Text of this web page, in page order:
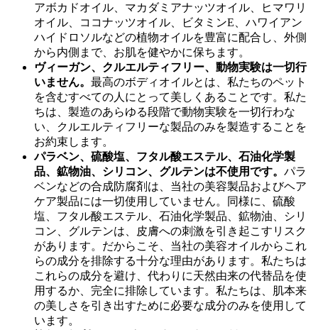
アボカドオイル、マカダミアナッツオイル、ヒマワリ
オイル、ココナッツオイル、ビタミンE、ハワイアン
ハイドロソルなどの植物オイルを豊富に配合し、外側
から内側まで、お肌を健やかに保ちます。
ヴィーガン、クルエルティフリー、動物実験は一切行
いません。 最高のボディオイルとは、私たちのペット
を含むすべての人にとって美しくあることです。私た
ちは、製造のあらゆる段階で動物実験を一切行わな
い、クルエルティフリーな製品のみを製造することを
お約束します。
パラベン、硫酸塩、フタル酸エステル、石油化学製
品、鉱物油、シリコン、グルテンは不使用です。 パラ
ベンなどの合成防腐剤は、当社の美容製品およびヘア
ケア製品には一切使用していません。同様に、硫酸
塩、フタル酸エステル、石油化学製品、鉱物油、シリ
コン、グルテンは、皮膚への刺激を引き起こすリスク
があります。だからこそ、当社の美容オイルからこれ
らの成分を排除する十分な理由があります。私たちは
これらの成分を避け、代わりに天然由来の代替品を使
用するか、完全に排除しています。私たちは、肌本来
の美しさを引き出すために必要な成分のみを使用して
います。